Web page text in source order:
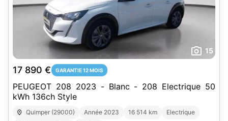
15
17 890 € GARANTIE 12 MOIS
PEUGEOT 208 2023 - Blanc - 208 Electrique 50
kWh 136ch Style
Quimper (29000) Année 2023 16 514 km
Electrique